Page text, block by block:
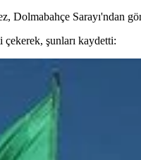
Dolmabahçe Sarayı'ndan
şunları kaydetti: